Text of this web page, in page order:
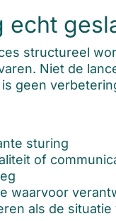
echt
structureel
Niet de
geen
sturing
of
waarvoor
als de